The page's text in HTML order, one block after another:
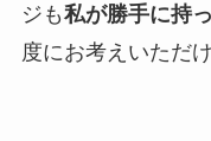
ジも私が勝手に持
度にお考えいただ